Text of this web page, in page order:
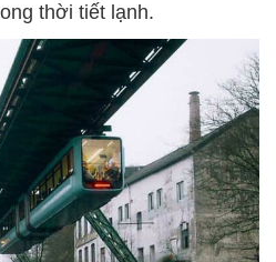
thời tiết lạnh.